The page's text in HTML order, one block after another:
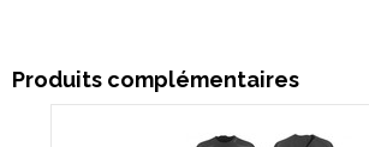
Produits complémentaires